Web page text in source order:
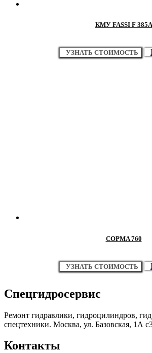
КМУ FASSI F 385A
УЗНАТЬ СТОИМОСТЬ
COPMA 760
УЗНАТЬ СТОИМОСТЬ
Спецгидросервис
Ремонт гидравлики, гидроцилиндров,
спецтехники. Москва, ул. Базовская, 1А
Контакты